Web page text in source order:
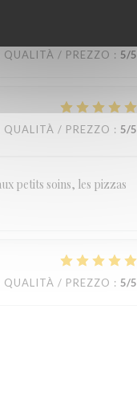
QUALITÀ / PREZZO : 5/5
QUALITÀ / PREZZO : 5/5
petits soins, les pizzas
QUALITÀ / PREZZO : 5/5